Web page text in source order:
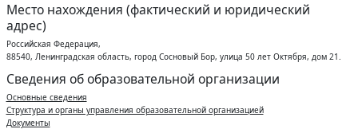
Место нахождения (фактический и юридический
адрес)
Российская Федерация,
88540, Ленинградская область, город Сосновый Бор, улица 50 лет Октября, дом 21.
Сведения об образовательной организации
Основные сведения
Структура и органы управления образовательной организацией
Документы